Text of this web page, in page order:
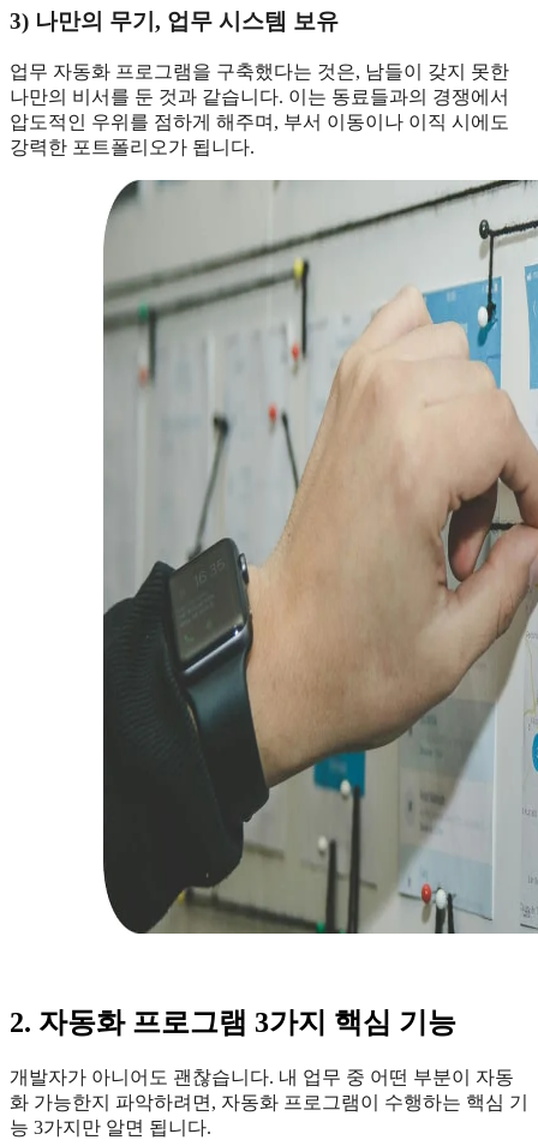
3) 나만의 무기, 업무 시스템 보유
업무 자동화 프로그램을 구축했다는 것은, 남들이 갖지 못한
나만의 비서를 둔 것과 같습니다. 이는 동료들과의 경쟁에서
압도적인 우위를 점하게 해주며, 부서 이동이나 이직 시에도
강력한 포트폴리오가 됩니다.
2. 자동화 프로그램 3가지 핵심 기능
개발자가 아니어도 괜찮습니다. 내 업무 중 어떤 부분이 자동
화 가능한지 파악하려면, 자동화 프로그램이 수행하는 핵심 기
능 3가지만 알면 됩니다.